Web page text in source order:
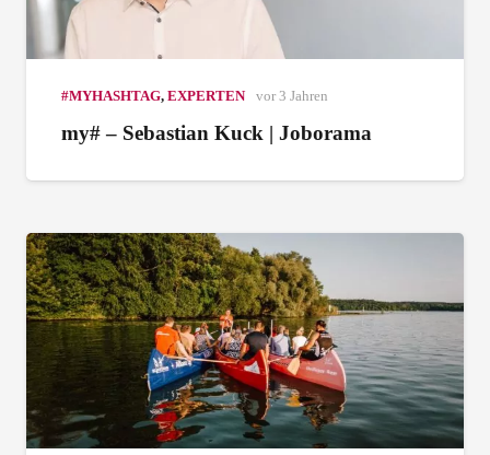
#MYHASHTAG, EXPERTEN vor 3 Jahren
my# – Sebastian Kuck | Joborama